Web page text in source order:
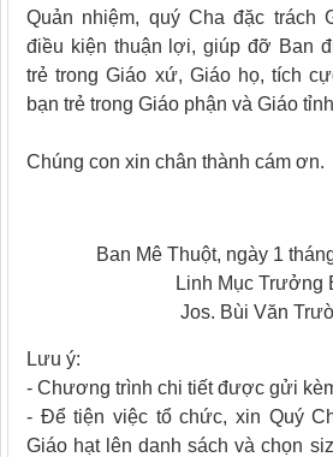
Quản nhiệm, quý Cha đặc trách
điều kiện thuận lợi, giúp đỡ Ban
trẻ trong Giáo xứ, Giáo họ, tích
bạn trẻ trong Giáo phận và Giáo
Chúng con xin chân thành cám ơn.
Ban Mê Thuột, ngày 1
Linh Mục Trưởng
Jos. Bùi Văn
Lưu ý:
- Chương trình chi tiết được gửi
- Để tiện việc tổ chức, xin Quý
Giáo hạt lên danh sách và chọn